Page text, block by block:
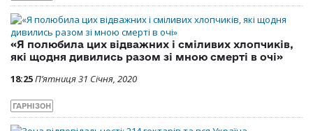
«Я полюбила цих відважних і сміливих хлопчиків,
які щодня дивились разом зі мною смерті в очі»
18:25П’ятниця 31 Січня, 2020
ГАРНІЗОН